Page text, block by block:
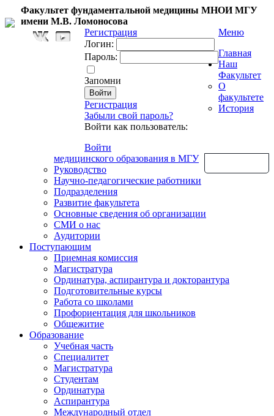
Факультет фундаментальной медицины МНОИ МГУ
имени М.В. Ломоносова
Регистрация
Логин:
Пароль:
Запомни
Регистрация
Забыли свой пароль?
Войти как пользователь:
Войти
Меню
Главная
Наш
Факультет
О
факультете
История
медицинского образования в МГУ
Руководство
Научно-педагогические работники
Подразделения
Развитие факультета
Основные сведения об организации
СМИ о нас
Аудитории
Поступающим
Приемная комиссия
Магистратура
Ординатура, аспирантура и докторантура
Подготовительные курсы
Работа со школами
Профориентация для школьников
Общежитие
Образование
Учебная часть
Специалитет
Магистратура
Студентам
Ординатура
Аспирантура
Международный отдел